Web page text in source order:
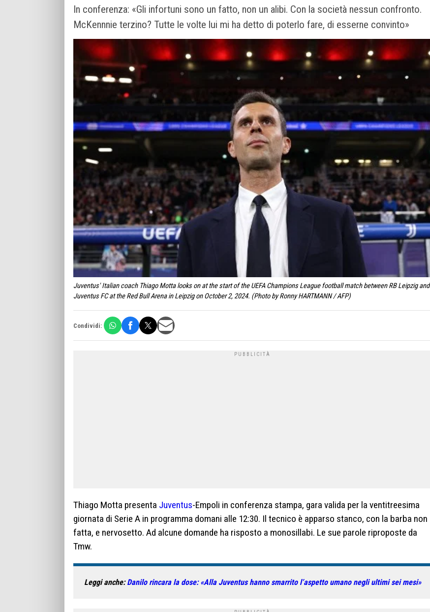
In conferenza: «Gli infortuni sono un fatto, non un alibi. Con la società nessun confronto.
McKennnie terzino? Tutte le volte lui mi ha detto di poterlo fare, di esserne convinto»
Juventus' Italian coach Thiago Motta looks on at the start of the UEFA Champions League football match between RB Leipzig and
Juventus FC at the Red Bull Arena in Leipzig on October 2, 2024. (Photo by Ronny HARTMANN / AFP)
Condividi:
Thiago Motta presenta Juventus-Empoli in conferenza stampa, gara valida per la ventitreesima
giornata di Serie A in programma domani alle 12:30. Il tecnico è apparso stanco, con la barba non
fatta, e nervosetto. Ad alcune domande ha risposto a monosillabi. Le sue parole riproposte da
Tmw.
Leggi anche:Danilo rincara la dose: «Alla Juventus hanno smarrito l’aspetto umano negli ultimi sei mesi»